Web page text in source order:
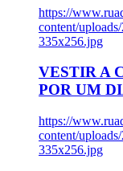
https://
content/
335x256.jpg
VESTIR A
POR UM
https://
content/
335x256.jpg